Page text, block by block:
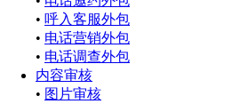
• 呼入客服外包
• 电话营销外包
• 电话调查外包
内容审核
• 图片审核